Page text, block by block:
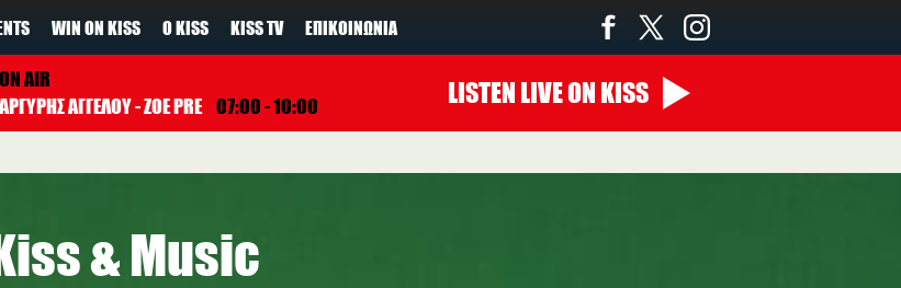
WIN ON KISS Ο KISS KISS TV ΕΠΙΚΟΙΝΩΝΊΑ
ON AIR
ΑΡΓΥΡΗΣ ΑΓΓΕΛΟΥ - ZOE PRE 07:00 - 10:00 LISTEN LIVEON KISS
& Music